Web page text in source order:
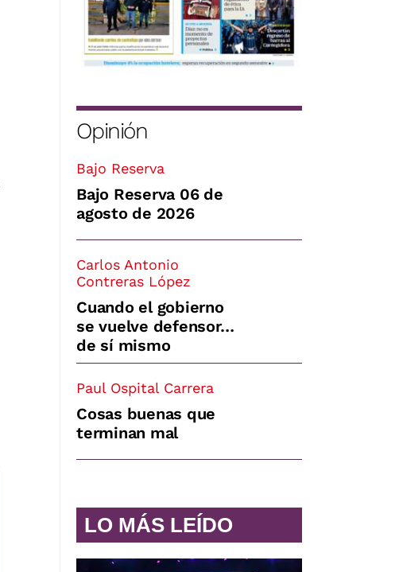
Opinión
Bajo Reserva
Bajo Reserva 06 de
agosto de 2026
Carlos Antonio
Contreras López
Cuando el gobierno
se vuelve defensor…
de sí mismo
Paul Ospital Carrera
Cosas buenas que
terminan mal
LO MÁS LEÍDO